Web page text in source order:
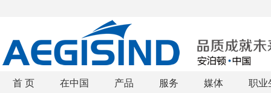
首 页 在中国 产品 服务 媒体 职业